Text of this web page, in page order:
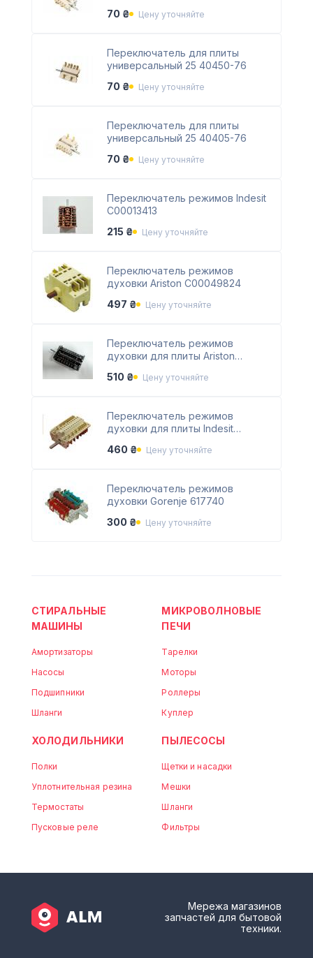
70 ₴
Цену уточняйте
Переключатель для плиты
универсальный 25 40450-76
70 ₴
Цену уточняйте
Переключатель для плиты
универсальный 25 40405-76
70 ₴
Цену уточняйте
Переключатель режимов Indesit
C00013413
215 ₴
Цену уточняйте
Переключатель режимов
духовки Ariston C00049824
497 ₴
Цену уточняйте
Переключатель режимов
духовки для плиты Ariston
510 ₴ Цену уточняйте
Переключатель режимов
духовки для плиты Indesit
460 ₴ Цену уточняйте
Переключатель режимов
духовки Gorenje 617740
300 ₴
Цену уточняйте
СТИРАЛЬНЫЕ
МАШИНЫ
Амортизаторы
Насосы
Подшипники
Шланги
МИКРОВОЛНОВЫЕ
ПЕЧИ
Тарелки
Моторы
Роллеры
Куплер
ХОЛОДИЛЬНИКИ
Полки
Уплотнительная резина
Термостаты
Пусковые реле
ПЫЛЕСОСЫ
Щетки и насадки
Мешки
Шланги
Фильтры
Мережа магазинов
запчастей для бытовой
техники.